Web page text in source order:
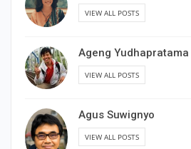
VIEW ALL POSTS
Ageng Yudhapratama
VIEW ALL POSTS
Agus Suwignyo
VIEW ALL POSTS